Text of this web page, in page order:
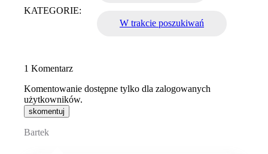
KATEGORIE:
W trakcie poszukiwań
1 Komentarz
Komentowanie dostępne tylko dla zalogowanych
użytkowników.
skomentuj
Bartek